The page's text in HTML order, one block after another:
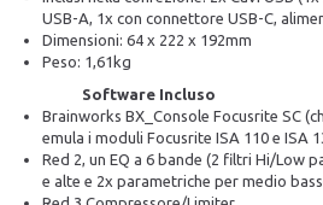
USB-A, 1x con connettore USB-C,
Dimensioni: 64 x 222 x 192mm
Peso: 1,61kg
Software Incluso
Brainworks BX_Console Focusrite SC
emula i moduli Focusrite ISA 110 e ISA
Red 2, un EQ a 6 bande (2 filtri Hi/Low
e alte e 2x parametriche per medio